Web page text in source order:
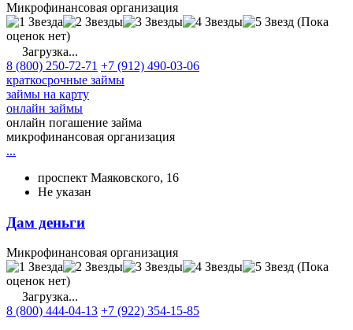
Микрофинансовая организация
(Пока
оценок нет)
Загрузка...
8 (800) 250-72-71 +7 (912) 490-03-06
краткосрочные займы
займы на карту
онлайн займы
онлайн погашение займа
микрофинансовая организация
...
проспект Маяковского, 16
Не указан
Дам деньги
Микрофинансовая организация
(Пока
оценок нет)
Загрузка...
8 (800) 444-04-13 +7 (922) 354-15-85